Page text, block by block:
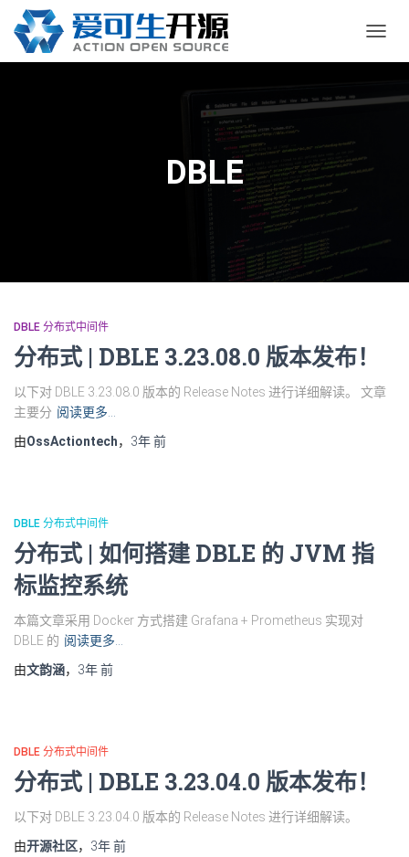
换
航
DBLE
DBLE 分布式中间件
分布式 | DBLE 3.23.08.0 版本发布！
以下对 DBLE 3.23.08.0 版本的 Release Notes 进行详细解读。 文章
主要分 阅读更多…
由OssActiontech， 3年前
DBLE 分布式中间件
分布式 | 如何搭建 DBLE 的 JVM 指
标监控系统
本篇文章采用 Docker 方式搭建 Grafana + Prometheus 实现对
DBLE 的 阅读更多…
由文韵涵， 3年前
DBLE 分布式中间件
分布式 | DBLE 3.23.04.0 版本发布！
以下对 DBLE 3.23.04.0 版本的 Release Notes 进行详细解读。
由开源社区， 3年前